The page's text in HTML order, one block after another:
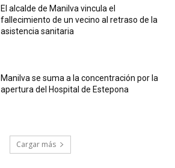
El alcalde de Manilva vincula el
fallecimiento de un vecino al retraso de la
asistencia sanitaria
Manilva se suma a la concentración por la
apertura del Hospital de Estepona
Cargar más